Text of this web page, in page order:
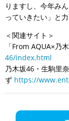
りますし、今年み
っていきたい」と
＜関連サイト＞
「From AQUA×乃
46/index.html
乃木坂46・生駒里
ず https://